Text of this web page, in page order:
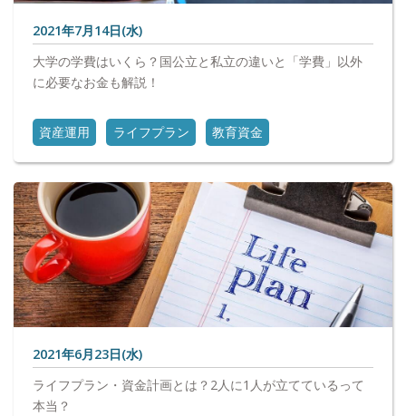
2021年7月14日(水)
大学の学費はいくら？国公立と私立の違いと「学費」以外
に必要なお金も解説！
資産運用 ライフプラン 教育資金
2021年6月23日(水)
ライフプラン・資金計画とは？2人に1人が立てているって
本当？